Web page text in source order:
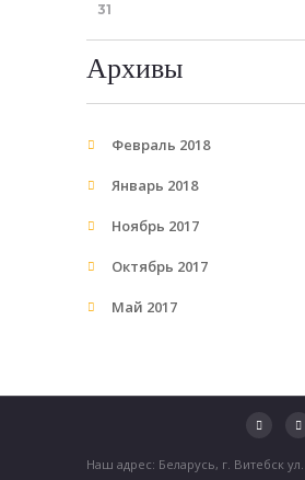
31
Архивы
Февраль 2018
Январь 2018
Ноябрь 2017
Октябрь 2017
Май 2017
Наш адрес: Беларусь, г. Витебск